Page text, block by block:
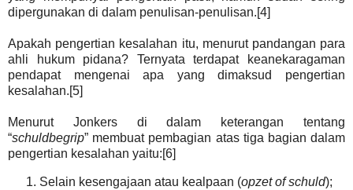
dipergunakan di dalam penulisan-penulisan.[4]
Apakah pengertian kesalahan itu, menurut pandangan para
ahli hukum pidana? Ternyata terdapat keanekaragaman
pendapat mengenai apa yang dimaksud pengertian
kesalahan.[5]
Menurut Jonkers di dalam keterangan tentang
“schuldbegrip” membuat pembagian atas tiga bagian dalam
pengertian kesalahan yaitu:[6]
Selain kesengajaan atau kealpaan (opzet of schuld);